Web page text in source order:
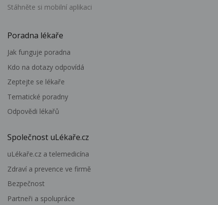
Stáhněte si mobilní aplikaci
Poradna lékaře
Jak funguje poradna
Kdo na dotazy odpovídá
Zeptejte se lékaře
Tematické poradny
Odpovědi lékařů
Společnost uLékaře.cz
uLékaře.cz a telemedicína
Zdraví a prevence ve firmě
Bezpečnost
Partneři a spolupráce